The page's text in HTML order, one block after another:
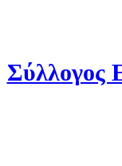
Σύλλογος